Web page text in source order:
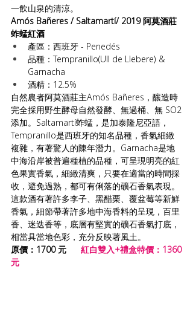
一飲山泉的清涼。
Amós Bañeres / Saltamartí/ 2019 阿莫酒莊
蚱蜢紅酒
產區：西班牙 - Penedés
品種：Tempranillo(Ull de Llebere) &
Garnacha
酒精：12.5%
自然農者阿莫酒莊主Amós Bañeres，釀造時
完全採用野生酵母自然發酵、無過桶、無 SO2
添加。Saltamartí蚱蜢，是加泰隆尼亞語，
Tempranillo是西班牙的知名品種，香氣細緻
複雜，有著驚人的陳年潛力。Garnacha是地
中海沿岸被普遍種植的品種，可呈現明亮的紅
色果實香氣，細緻清爽，只要在適當的時間採
收，避免過熟，都可有俐落的礦石香氣表現。
這款酒有著許多李子、黑醋栗、覆盆莓等新鮮
香氣，細節帶著許多地中海香料的呈現，百里
香、迷迭香等，底層有堅實的礦石香氣打底，
相當具當地色彩，充分反映著風土。
原價：1700 元
紅白雙入+禮盒特價：1360
元